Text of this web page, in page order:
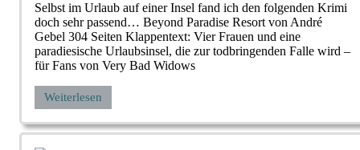
Selbst im Urlaub auf einer Insel fand ich den folgenden Krimi
doch sehr passend… Beyond Paradise Resort von André
Gebel 304 Seiten Klappentext: Vier Frauen und eine
paradiesische Urlaubsinsel, die zur todbringenden Falle wird –
für Fans von Very Bad Widows
Weiterlesen